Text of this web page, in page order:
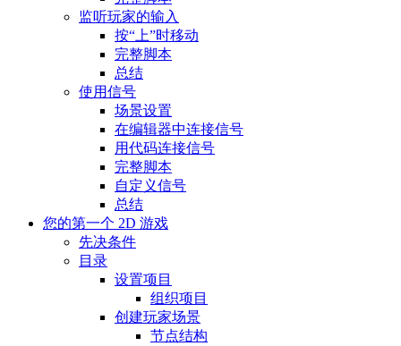
监听玩家的输入
按“上”时移动
完整脚本
总结
使用信号
场景设置
在编辑器中连接信号
用代码连接信号
完整脚本
自定义信号
总结
您的第一个 2D 游戏
先决条件
目录
设置项目
组织项目
创建玩家场景
节点结构